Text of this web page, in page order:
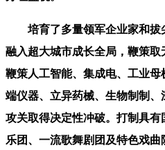
培育了多量领军企业家和拔
融入超大城市成长全局，鞭策取
鞭策人工智能、集成电、工业
端仪器、立异药械、生物制制
攻关取得决定性冲破。打制具
乐团、一流歌舞剧团及特色戏